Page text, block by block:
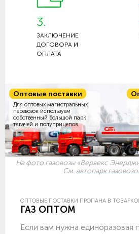
3.
ЗАКЛЮЧЕНИЕ
ДОГОВОРА И
ОПЛАТА
Оптовые поставки
Для оптовых магистральных
перевозок используем
собственный большой парк
тягачей и полуприцепов.
На фото газовозы «Вервекс
См. автопарк
ОПТОВЫЕ ПОСТАВКИ ПРОПАНА В
ГАЗ ОПТОМ
Если вам нужна единоразовая